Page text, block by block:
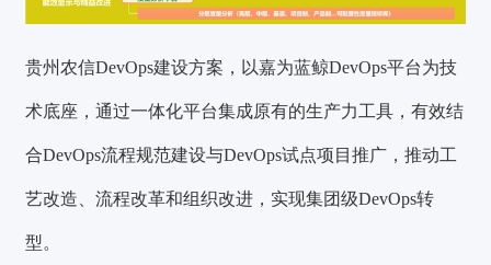
贵州农信DevOps建设方案，以嘉为蓝鲸DevOps平台为技
术底座，通过一体化平台集成原有的生产力工具，有效结
合DevOps流程规范建设与DevOps试点项目推广，推动工
艺改造、流程改革和组织改进，实现集团级DevOps转
型。